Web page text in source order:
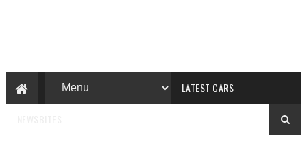
LATEST CARS